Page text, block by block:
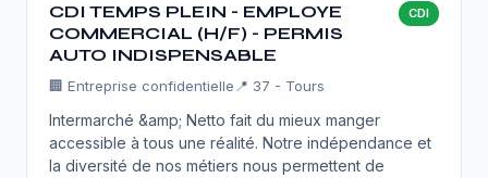
CDI TEMPS PLEIN - EMPLOYE
COMMERCIAL (H/F) - PERMIS
AUTO INDISPENSABLE
CDI
🏢 Entreprise confidentielle 📍 37 - Tours
Intermarché &amp; Netto fait du mieux manger
accessible à tous une réalité. Notre indépendance et
la diversité de nos métiers nous permettent de